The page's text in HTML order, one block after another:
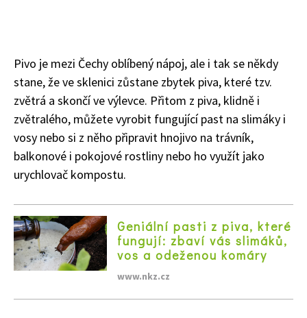
Pivo je mezi Čechy oblíbený nápoj, ale i tak se někdy
stane, že ve sklenici zůstane zbytek piva, které tzv.
zvětrá a skončí ve výlevce. Přitom z piva, klidně i
zvětralého, můžete vyrobit fungující past na slimáky i
vosy nebo si z něho připravit hnojivo na trávník,
balkonové i pokojové rostliny nebo ho využít jako
urychlovač kompostu.
Geniální pasti z piva, které
fungují: zbaví vás slimáků,
vos a odeženou komáry
www.nkz.cz